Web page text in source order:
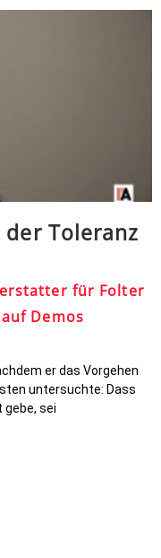
Toleranz
für Folter
Demos
er das Vorgehen
untersuchte: Dass
gebe, sei